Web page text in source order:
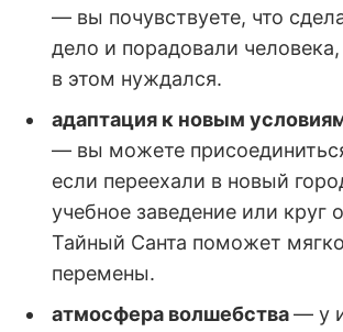
— вы почувствуете, что
дело и порадовали
в этом нуждался.
адаптация к новым
— вы можете
если переехали в новый
учебное заведение или
Тайный Санта поможет
перемены.
атмосфера волшебства— у